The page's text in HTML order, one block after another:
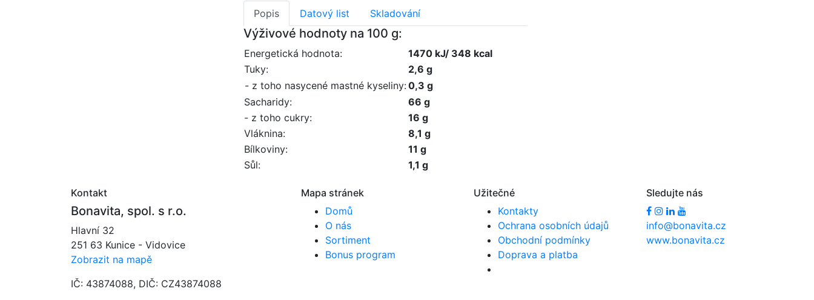
Popis
Datový list Skladování
Výživové hodnoty na 100 g:
Energetická hodnota:
1470 kJ/ 348 kcal
Tuky:
2,6 g
- z toho nasycené mastné kyseliny:0,3 g
Sacharidy:
66 g
- z toho cukry:
16 g
Vláknina:
8,1 g
Bílkoviny:
11 g
Sůl:
1,1 g
Kontakt
Bonavita, spol. s r.o.
Hlavní 32
251 63 Kunice - Vidovice
Zobrazit na mapě
IČ: 43874088, DIČ: CZ43874088
Mapa stránek
Domů
O nás
Sortiment
Bonus program
Užitečné
Kontakty
Ochrana osobních údajů
Obchodní podmínky
Doprava a platba
Sledujte nás
info@bonavita.cz
www.bonavita.cz